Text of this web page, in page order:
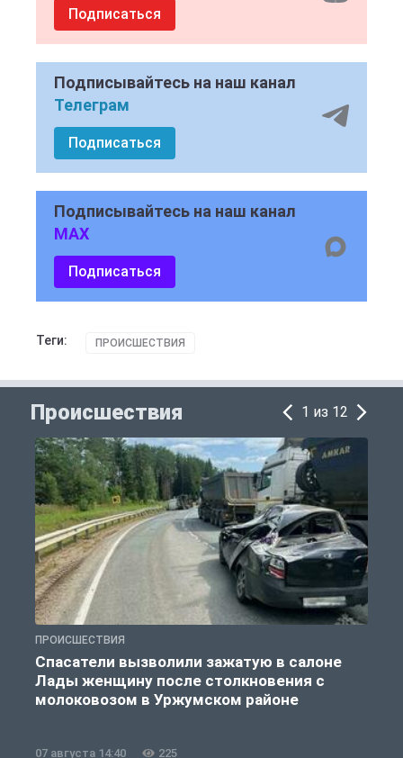
Подписаться
Подписывайтесь на наш канал
Телеграм
Подписаться
Подписывайтесь на наш канал
MAX
Подписаться
Теги: ПРОИСШЕСТВИЯ
Происшествия 1 из 12
ПРОИСШЕСТВИЯ
Спасатели вызволили зажатую в салоне
Лады женщину после столкновения с
молоковозом в Уржумском районе
07 августа 14:40 225